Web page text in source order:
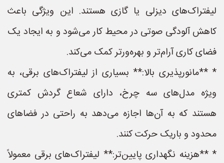
لیفتراک‌های دیزلی یا گازی هستند. این ویژگی باعث
کاهش آلودگی صوتی در محیط کار می‌شود و به ایجاد یک
فضای کاری آرام‌تر و بهره‌ورتر کمک می‌کند.
* **مانورپذیری بالا:** بسیاری از لیفتراک‌های برقی، به
ویژه مدل‌های سه چرخ، دارای شعاع گردش کمتری
هستند که به آن‌ها اجازه می‌دهد به راحتی در فضاهای
محدود و باریک حرکت کنند.
* **هزینه نگهداری پایین‌تر:** لیفتراک‌های برقی معمولاً